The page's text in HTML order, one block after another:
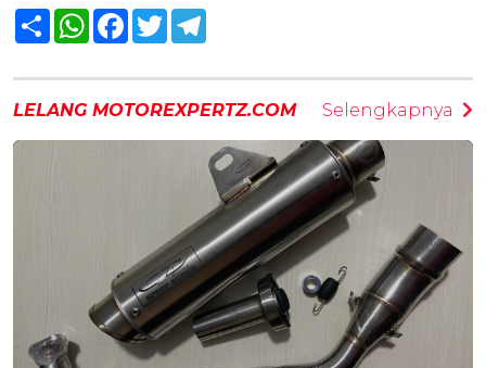
Share WhatsAppFacebook
Twitter
LELANG MOTOREXPERTZ.COM Selengkapnya